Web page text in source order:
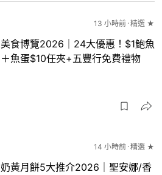
13 小時前 精選 ★
美食博覽2026｜24大優惠！$1鮑魚
＋魚蛋$10任夾+五豐行免費禮物
14 小時前 精選 ★
奶黃月餅5大推介2026｜聖安娜/香